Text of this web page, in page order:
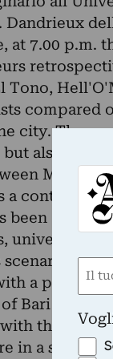
Dandrieux
at 7.00 p.m.
Tono,
compared
city. The
also a
May and
a
been able
universities ,
a project
Bari
their own
in a state of
Nome